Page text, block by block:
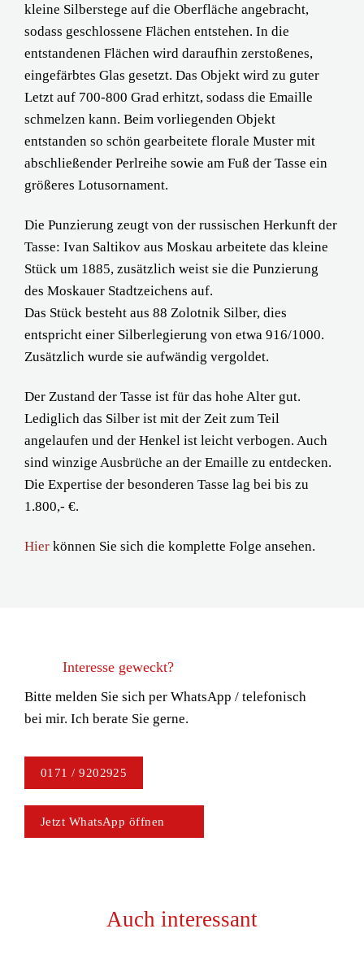
kleine Silberstege auf die Oberfläche angebracht,
sodass geschlossene Flächen entstehen. In die
entstandenen Flächen wird daraufhin zerstoßenes,
eingefärbtes Glas gesetzt. Das Objekt wird zu guter
Letzt auf 700-800 Grad erhitzt, sodass die Emaille
schmelzen kann. Beim vorliegenden Objekt
entstanden so schön gearbeitete florale Muster mit
abschließender Perlreihe sowie am Fuß der Tasse ein
größeres Lotusornament.
Die Punzierung zeugt von der russischen Herkunft der
Tasse: Ivan Saltikov aus Moskau arbeitete das kleine
Stück um 1885, zusätzlich weist sie die Punzierung
des Moskauer Stadtzeichens auf.
Das Stück besteht aus 88 Zolotnik Silber, dies
entspricht einer Silberlegierung von etwa 916/1000.
Zusätzlich wurde sie aufwändig vergoldet.
Der Zustand der Tasse ist für das hohe Alter gut.
Lediglich das Silber ist mit der Zeit zum Teil
angelaufen und der Henkel ist leicht verbogen. Auch
sind winzige Ausbrüche an der Emaille zu entdecken.
Die Expertise der besonderen Tasse lag bei bis zu
1.800,- €.
Hier können Sie sich die komplette Folge ansehen.
Interesse geweckt?
Bitte melden Sie sich per WhatsApp / telefonisch
bei mir. Ich berate Sie gerne.
0171 / 9202925
Jetzt WhatsApp öffnen
Auch interessant